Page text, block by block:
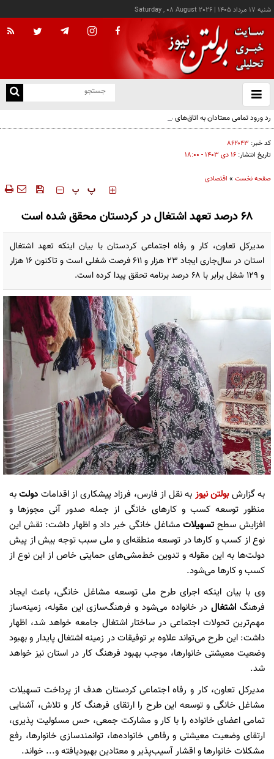
شنبه ۱۷ مرداد ۱۴۰۵ |
Saturday , 08 August 2026
باز
و
رد ورود تمامی معتادان به اتاق‌های مدیریت مصرف؛ شرایط خاص پذیرش
کد خبر: ۸۶۲۰۴۳
تاریخ انتشار: ۱۶ دی ۱۴۰۳ - ۱۸:۰۰
صفحه نخست » اقتصادی
‍‍‍ پ پ
۶۸ درصد تعهد اشتغال در کردستان محقق شده است
مدیرکل تعاون، کار و رفاه اجتماعی کردستان با بیان اینکه تعهد اشتغال
استان در سال‌جاری ایجاد ۲۳ هزار و ٦۱۱ فرصت شغلی است و تاکنون ۱۶ هزار
و ۱۲۹ شغل برابر با ۶۸ درصد برنامه تحقق پیدا کردە است.
به گزارش بولتن نیوز به نقل از فارس، فرزاد پیشکاری از اقدامات دولتبه
منظور توسعه کسب و کارهای خانگی از جمله صدور آنی مجوزها و
افزایش سطح تسهیلات مشاغل خانگی خبر داد و اظهار داشت: نقش این
نوع از کسب‌ و کارها در توسعه منطقه‌ای و ملی سبب توجه بیش از پیش
دولت‌ها به این مقوله و تدوین خط‌مشی‌های حمایتی خاص از این نوع از
کسب‌ و کارها می‌شود.
وی با بیان اینکه اجرای طرح ملی توسعه مشاغل خانگی، باعث ایجاد
فرهنگ اشتغال در خانواده می‌شود و فرهنگ‌سازی این مقوله، زمینه‌ساز
مهم‌ترین تحولات اجتماعی در ساختار اشتغال جامعه خواهد شد، اظهار
داشت: این طرح می‌تواند علاوه بر توفیقات در زمینه اشتغال پایدار و بهبود
وضعیت معیشتی خانوارها، موجب بهبود فرهنگ کار در استان نیز خواهد
شد.
مدیرکل تعاون، کار و رفاه اجتماعی کردستان هدف از پرداخت تسهیلات
مشاغل خانگی و توسعه این طرح را ارتقای فرهنگ کار و تلاش، آشنایی
تمامی اعضای خانواده را با کار و مشارکت جمعی، حس مسئولیت پذیری،
ارتقای وضعیت معیشتی و رفاهی خانواده‌ها، توانمندسازی خانوارها، رفع
مشکلات خانوارها و اقشار آسیب‌پذیر و معتادین بهبودیافته و... خواند.